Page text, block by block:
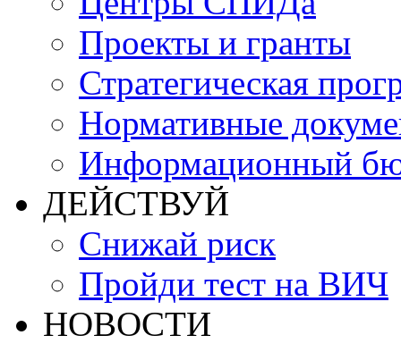
Проекты и гранты
Стратегическая
Нормативные
Информационный
ДЕЙСТВУЙ
Снижай риск
Пройди тест на ВИЧ
НОВОСТИ